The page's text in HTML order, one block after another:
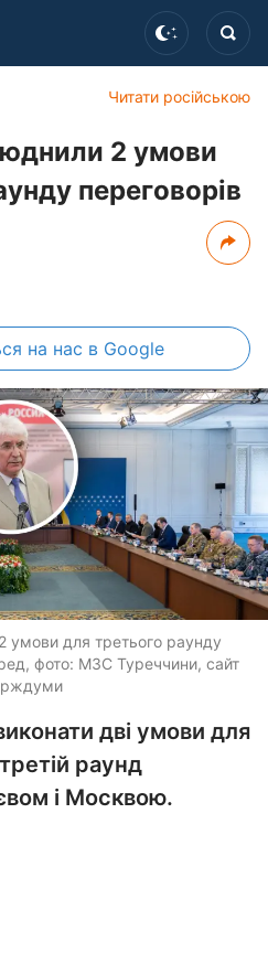
Читати російською
2 умови
переговорів
на нас в Google
умови для третього раунду
фото: МЗС Туреччини, сайт
дві умови для
раунд
і Москвою.